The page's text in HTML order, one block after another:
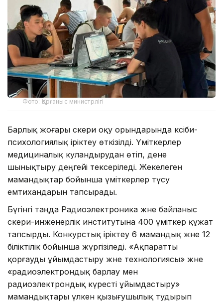
Фото: Қорғаныс министрлігі
Барлық жоғары әскери оқу орындарында кәсіби-
психологиялық іріктеу өткізілді. Үміткерлер
медициналық куәландырудан өтіп, дене
шынықтыру деңгейі тексеріледі. Жекелеген
мамандықтар бойынша үміткерлер түсу
емтихандарын тапсырады.
Бүгінгі таңда Радиоэлектроника және байланыс
әскери-инженерлік институтына 400 үміткер құжат
тапсырды. Конкурстық іріктеу 6 мамандық және 12
біліктілік бойынша жүргізіледі. «Ақпаратты
қорғауды ұйымдастыру және технологиясы» және
«радиоэлектрондық барлау мен
радиоэлектрондық күресті ұйымдастыру»
мамандықтары үлкен қызығушылық тудырып